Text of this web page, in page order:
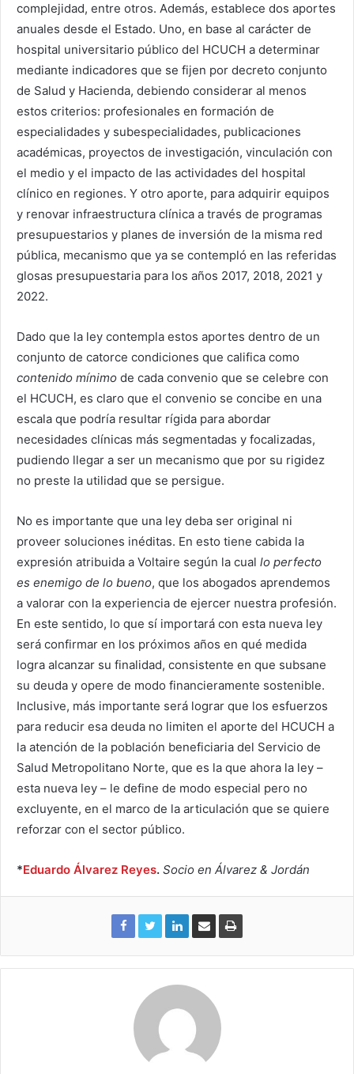
complejidad, entre otros. Además, establece dos aportes
anuales desde el Estado. Uno, en base al carácter de
hospital universitario público del HCUCH a determinar
mediante indicadores que se fijen por decreto conjunto
de Salud y Hacienda, debiendo considerar al menos
estos criterios: profesionales en formación de
especialidades y subespecialidades, publicaciones
académicas, proyectos de investigación, vinculación con
el medio y el impacto de las actividades del hospital
clínico en regiones. Y otro aporte, para adquirir equipos
y renovar infraestructura clínica a través de programas
presupuestarios y planes de inversión de la misma red
pública, mecanismo que ya se contempló en las referidas
glosas presupuestaria para los años 2017, 2018, 2021 y
2022.
Dado que la ley contempla estos aportes dentro de un
conjunto de catorce condiciones que califica como
contenido mínimo de cada convenio que se celebre con
el HCUCH, es claro que el convenio se concibe en una
escala que podría resultar rígida para abordar
necesidades clínicas más segmentadas y focalizadas,
pudiendo llegar a ser un mecanismo que por su rigidez
no preste la utilidad que se persigue.
No es importante que una ley deba ser original ni
proveer soluciones inéditas. En esto tiene cabida la
expresión atribuida a Voltaire según la cual lo perfecto
es enemigo de lo bueno, que los abogados aprendemos
a valorar con la experiencia de ejercer nuestra profesión.
En este sentido, lo que sí importará con esta nueva ley
será confirmar en los próximos años en qué medida
logra alcanzar su finalidad, consistente en que subsane
su deuda y opere de modo financieramente sostenible.
Inclusive, más importante será lograr que los esfuerzos
para reducir esa deuda no limiten el aporte del HCUCH a
la atención de la población beneficiaria del Servicio de
Salud Metropolitano Norte, que es la que ahora la ley –
esta nueva ley – le define de modo especial pero no
excluyente, en el marco de la articulación que se quiere
reforzar con el sector público.
*Eduardo Álvarez Reyes. Socio en Álvarez & Jordán